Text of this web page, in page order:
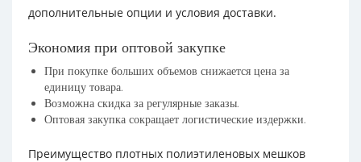
дополнительные опции и условия доставки.
Экономия при оптовой закупке
При покупке больших объемов снижается цена за
единицу товара.
Возможна скидка за регулярные заказы.
Оптовая закупка сокращает логистические издержки.
Преимущество плотных полиэтиленовых мешков